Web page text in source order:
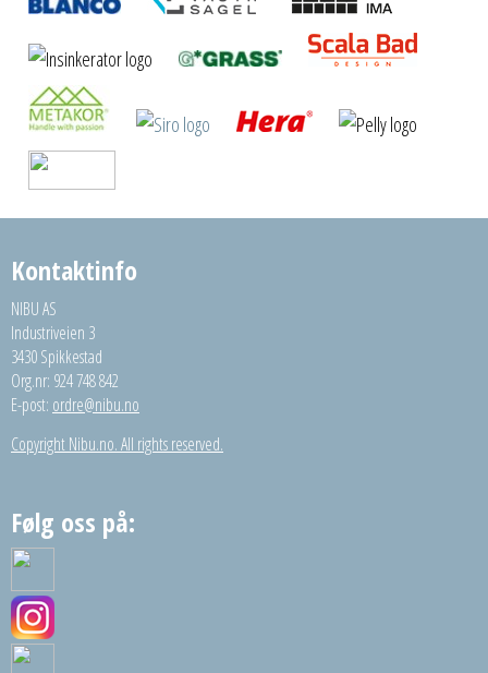
Kontaktinfo
NIBU AS
Industriveien 3
3430 Spikkestad
Org.nr: 924 748 842
E-post: ordre@nibu.no
Copyright Nibu.no. All rights reserved.
Følg oss på: